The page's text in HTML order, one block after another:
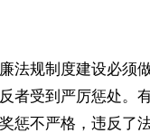
法规制度建设必须
者受到严厉惩处。
惩不严格，违反了